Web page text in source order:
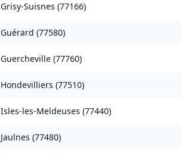
Grisy-Suisnes (77166)
Guérard (77580)
Guercheville (77760)
Hondevilliers (77510)
Isles-les-Meldeuses (77440)
Jaulnes (77480)